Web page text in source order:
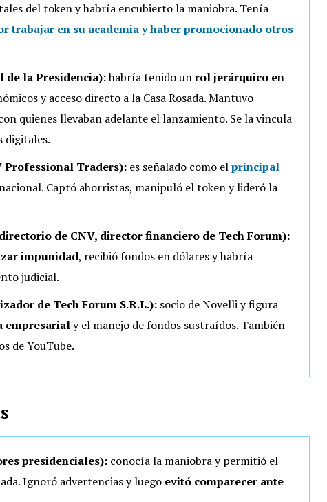
del token y habría encubierto la maniobra. Tenía
en su academia y haber promocionado otros
de la Presidencia):habría tenido unrol jerárquico en
y acceso directo a la Casa Rosada. Mantuvo
quienes llevaban adelante el lanzamiento. Se la vincula
digitales.
Traders): es señalado como elprincipal
Captó ahorristas, manipuló el token y lideró la
de CNV, director financiero de Tech Forum):
impunidad, recibió fondos en dólares y habría
judicial.
de Tech Forum S.R.L.): socio de Novelli y figura
empresarialy el manejo de fondos sustraídos. También
de YouTube.
presidenciales): conocía la maniobra y permitió el
Ignoró advertencias y luego evitó comparecer ante